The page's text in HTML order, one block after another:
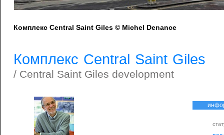
Комплекс Central Saint Giles © Michel Denance
Комплекс Central Saint Giles
/ Central Saint Giles development